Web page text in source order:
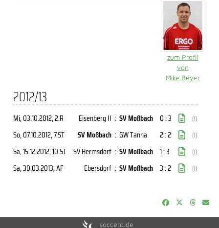
zum Profil
von
Mike Beyer
2012/13
Mi, 03.10.2012, 2.R Eisenberg II : SV Moßbach 0 : 3 (1)
So, 07.10.2012, 7.ST SV Moßbach : GW Tanna 2 : 2 (1)
Sa, 15.12.2012, 10.ST SV Hermsdorf : SV Moßbach 1 : 3 (1)
Sa, 30.03.2013, AF Ebersdorf : SV Moßbach 3 : 2 (1)
soccero.de